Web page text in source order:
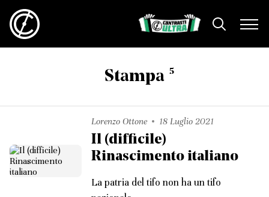
Stampa 5
Lorenzo Ottone 18 Luglio 2021
Il (difficile)
Rinascimento italiano
La patria del tifo non ha un tifo